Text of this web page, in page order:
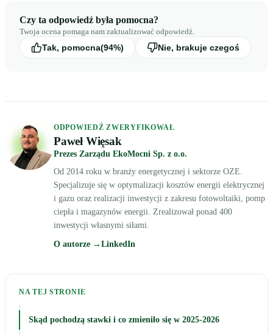
Czy ta odpowiedź była pomocna?
Twoja ocena pomaga nam zaktualizować odpowiedź.
Tak, pomocna(94%) Nie, brakuje czegoś
ODPOWIEDŹ ZWERYFIKOWAŁ
Paweł Więsak
Prezes Zarządu EkoMocni Sp. z o.o.
Od 2014 roku w branży energetycznej i sektorze OZE.
Specjalizuje się w optymalizacji kosztów energii elektrycznej
i gazu oraz realizacji inwestycji z zakresu fotowoltaiki, pomp
ciepła i magazynów energii. Zrealizował ponad 400
inwestycji własnymi siłami.
O autorze → LinkedIn
NA TEJ STRONIE
Skąd pochodzą stawki i co zmieniło się w 2025-2026